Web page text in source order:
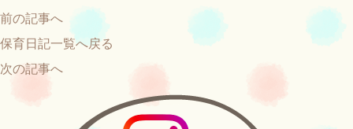
前の記事へ
保育日記一覧へ戻る
次の記事へ